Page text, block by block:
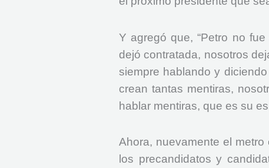
Y agregó que, “Petro no
dejó contratada, nosotros
siempre hablando y
crean tantas mentiras,
hablar mentiras, que es su
Ahora, nuevamente el
los precandidatos y